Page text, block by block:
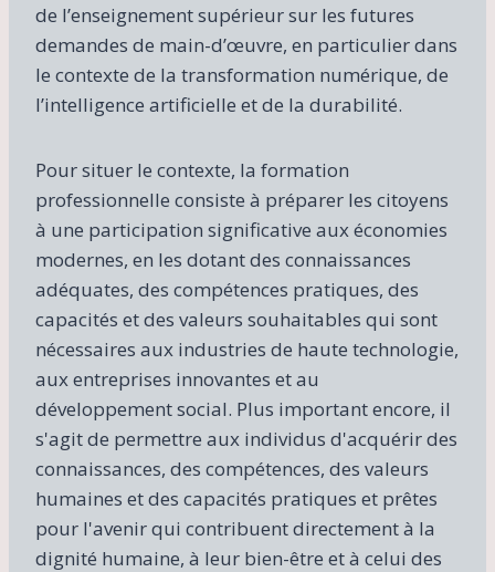
de l’enseignement supérieur sur les futures
demandes de main-d’œuvre, en particulier dans
le contexte de la transformation numérique, de
l’intelligence artificielle et de la durabilité.
Pour situer le contexte, la formation
professionnelle consiste à préparer les citoyens
à une participation significative aux économies
modernes, en les dotant des connaissances
adéquates, des compétences pratiques, des
capacités et des valeurs souhaitables qui sont
nécessaires aux industries de haute technologie,
aux entreprises innovantes et au
développement social. Plus important encore, il
s'agit de permettre aux individus d'acquérir des
connaissances, des compétences, des valeurs
humaines et des capacités pratiques et prêtes
pour l'avenir qui contribuent directement à la
dignité humaine, à leur bien-être et à celui des